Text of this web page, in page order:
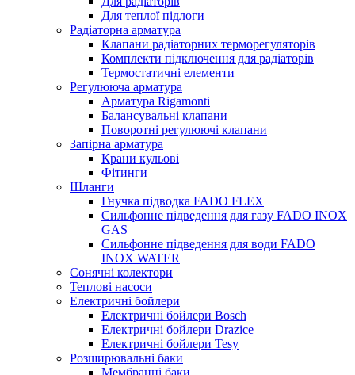
Для теплої підлоги
Радіаторна арматура
Клапани радіаторних терморегуляторів
Комплекти підключення для радіаторів
Термостатичні елементи
Регулююча арматура
Арматура Rigamonti
Балансувальні клапани
Поворотні регулюючі клапани
Запірна арматура
Крани кульові
Фітинги
Шланги
Гнучка підводка FADO FLEX
Сильфонне підведення для газу FADO INOX
GAS
Сильфонне підведення для води FADO
INOX WATER
Сонячні колектори
Теплові насоси
Електричні бойлери
Електричні бойлери Bosch
Електричні бойлери Drazice
Електричні бойлери Tesy
Розширювальні баки
Мембранні баки